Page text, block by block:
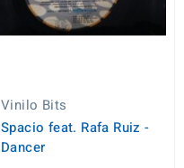
Vinilo Bits
Spacio feat. Rafa Ruiz -
Dancer